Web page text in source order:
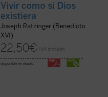
Vivir como si Dios
existiera
Joseph Ratzinger (Benedicto
XVI)
22,50€ IVA incluido
disponible en ebook: